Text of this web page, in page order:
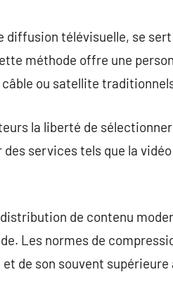
diffusion télévisuelle, se
méthode offre une
ou satellite
la liberté de
services tels que la vidéo
de contenu
Les normes de
de son souvent supérieure